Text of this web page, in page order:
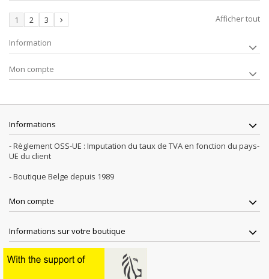
Afficher tout
1 2 3
Information
Mon compte
Informations
- Règlement OSS-UE : Imputation du taux de TVA en fonction du pays-
UE du client
- Boutique Belge depuis 1989
Mon compte
Informations sur votre boutique